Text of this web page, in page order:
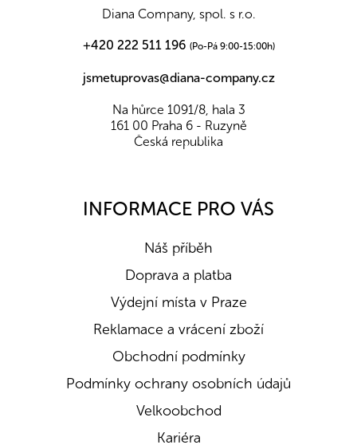
Diana Company, spol. s r.o.
+420 222 511 196 (Po-Pá 9:00-15:00h)
jsmetuprovas@diana-company.cz
Na hůrce 1091/8, hala 3
161 00 Praha 6 - Ruzyně
Česká republika
INFORMACE PRO VÁS
Náš příběh
Doprava a platba
Výdejní místa v Praze
Reklamace a vrácení zboží
Obchodní podmínky
Podmínky ochrany osobních údajů
Velkoobchod
Kariéra